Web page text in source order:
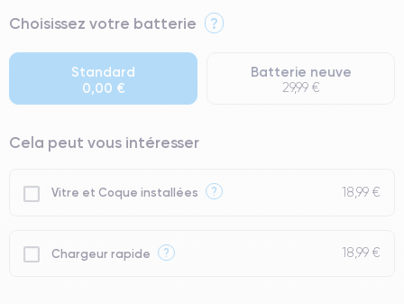
⭐ Premium
● Batterie : usage intensif.
● Seuls 5% de nos téléphones ont un grade Premium.
Choisissez votre batterie ?
Standard
0,00 €
Batterie neuve
29,99 €
Cela peut vous intéresser
Vitre et Coque installées ? 18,99 €
Chargeur rapide ? 18,99 €